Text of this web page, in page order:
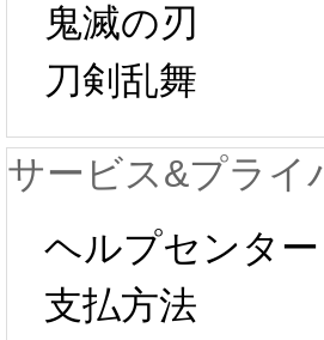
日から工場生産
が一時停止い
します。 2月5
以後のご注文
鬼滅の刃
刀剣乱舞
サービス&プライ
ヘルプセンター
支払方法